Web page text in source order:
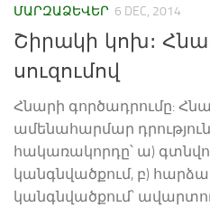
ՄԱՐԶԱՁԵՎԵՐ 6 DEC, 2014
Շիրակի կոխ:
սուզումով
Հնարի գործադրումը:
ամենահարմար
հակառակորդը՝ ա)
կանգնվածքում, բ)
կանգնվածքում՝